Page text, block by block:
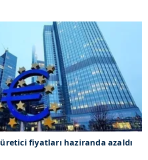
fiyatları haziranda azaldı